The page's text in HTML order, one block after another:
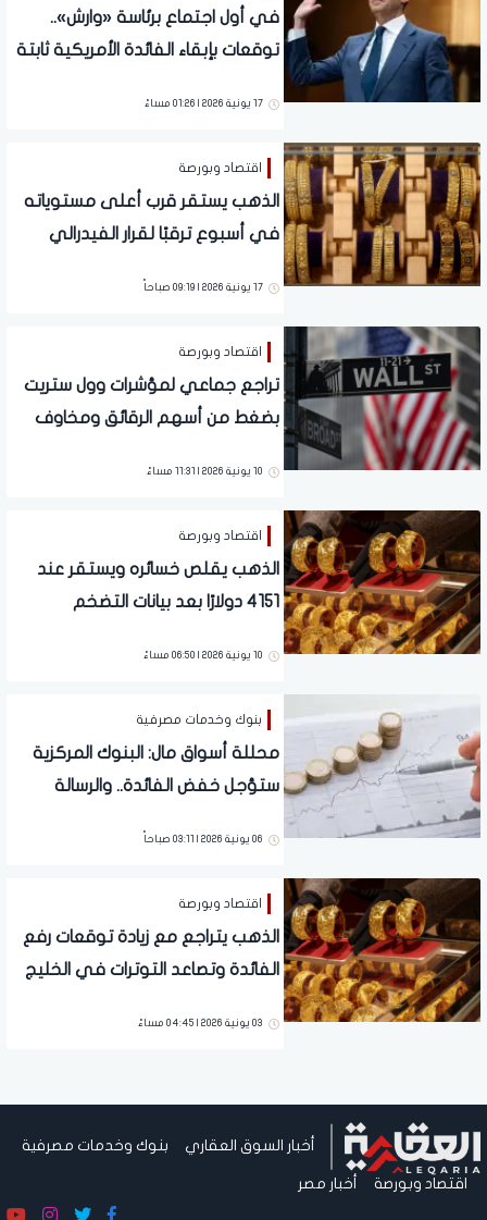
في أول اجتماع برئاسة «وارش»..
توقعات بإبقاء الفائدة الأمريكية ثابتة
17 يونية 2026 | 01:26 مساءً
اقتصاد وبورصة
الذهب يستقر قرب أعلى مستوياته
في أسبوع ترقبًا لقرار الفيدرالي
17 يونية 2026 | 09:19 صباحاً
اقتصاد وبورصة
تراجع جماعي لمؤشرات وول ستريت
بضغط من أسهم الرقائق ومخاوف
10 يونية 2026 | 11:31 مساءً
اقتصاد وبورصة
الذهب يقلص خسائره ويستقر عند
4151 دولارًا بعد بيانات التضخم
10 يونية 2026 | 06:50 مساءً
بنوك وخدمات مصرفية
محللة أسواق مال: البنوك المركزية
ستؤجل خفض الفائدة.. والرسالة
06 يونية 2026 | 03:11 صباحاً
اقتصاد وبورصة
الذهب يتراجع مع زيادة توقعات رفع
الفائدة وتصاعد التوترات في الخليج
03 يونية 2026 | 04:45 مساءً
أخبار السوق العقاري بنوك وخدمات مصرفية
اقتصاد وبورصة أخبار مصر